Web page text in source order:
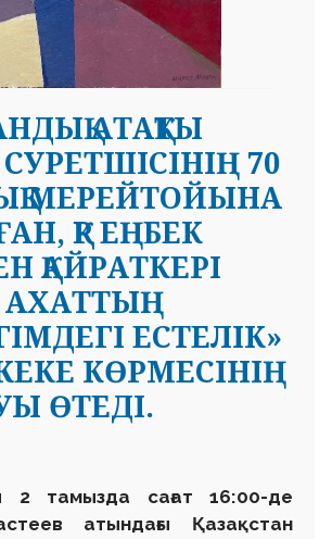
АТАҚТЫ
70
МЕРЕЙТОЙЫНА
ҚР ЕҢБЕК
ҚАЙРАТКЕРІ
ЕСТЕЛІК»
КӨРМЕСІНІҢ
ӨТЕДІ.
2 тамызда сағат 16:00-де
атындағы Қазақстан